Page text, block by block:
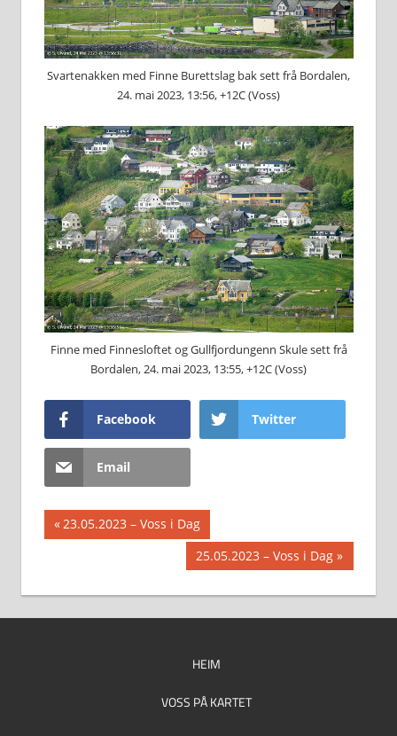
Svartenakken med Finne Burettslag bak sett frå Bordalen,
24. mai 2023, 13:56, +12C (Voss)
Finne med Finnesloftet og Gullfjordungenn Skule sett frå
Bordalen, 24. mai 2023, 13:55, +12C (Voss)
Facebook Twitter
Email
Innleggsnavigasjon
Previous
Post:
23.05.2023 – Voss i Dag
Next
Post:
25.05.2023 – Voss i Dag
HEIM
VOSS PÅ KARTET